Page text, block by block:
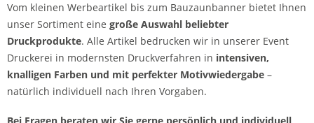
Vom kleinen Werbeartikel bis zum Bauzaunbanner bietet Ihnen
unser Sortiment eine große Auswahl beliebter
Druckprodukte. Alle Artikel bedrucken wir in unserer Event
Druckerei in modernsten Druckverfahren in intensiven,
knalligen Farben und mit perfekter Motivwiedergabe –
natürlich individuell nach Ihren Vorgaben.